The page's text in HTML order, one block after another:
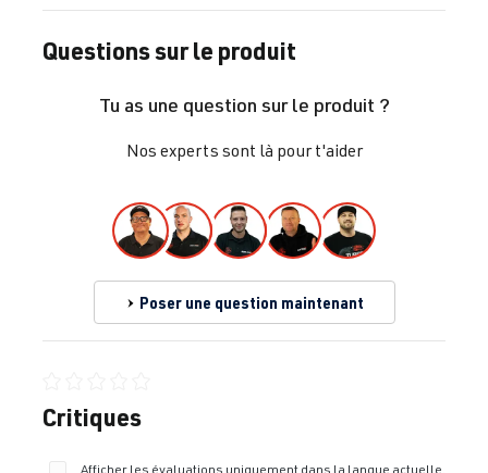
Questions sur le produit
Tu as une question sur le produit ?
Nos experts sont là pour t'aider
Poser une question maintenant
Note moyenne de 0 sur 5 étoiles
Critiques
Afficher les évaluations uniquement dans la langue actuelle.